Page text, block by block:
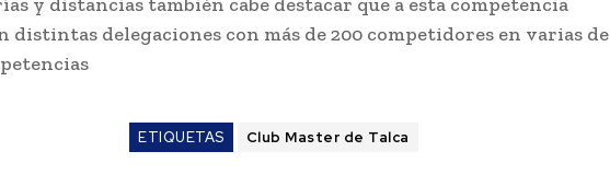
distintas delegaciones con más de 200 competidores en varias de
ETIQUETAS Club Master de Talca